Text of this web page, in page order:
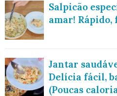
Salpicão
amar!
Jantar
Delícia fácil,
(Poucas